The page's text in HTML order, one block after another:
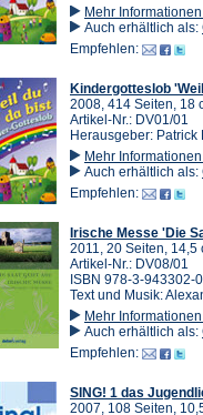
Mehr Informationen
Auch erhältlich als:
Empfehlen:
Kindergotteslob
2008, 414 Seiten, 18
Artikel-Nr.: DV01/01
Herausgeber: Patrick
Mehr Informationen
Auch erhältlich als:
Empfehlen:
Irische Messe 'Die
2011, 20 Seiten, 14,5
Artikel-Nr.: DV08/01
ISBN 978-3-943302-
Text und Musik:
Mehr Informationen
Auch erhältlich als:
Empfehlen:
SING! 1 das
2007, 108 Seiten,